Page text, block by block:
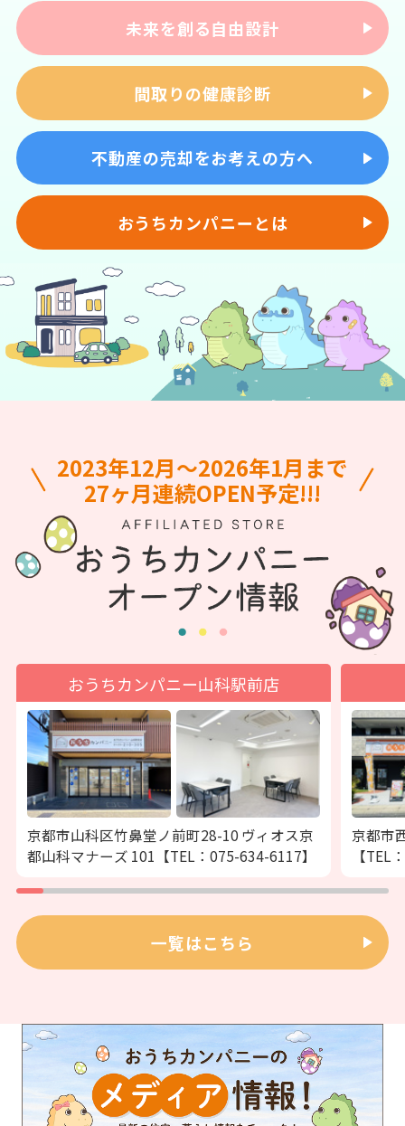
未来を創る自由設計
間取りの健康診断
不動産の売却をお考えの方へ
おうちカンパニーとは
2023年12月～2026年1月まで
27ヶ月連続OPEN予定!!!
おうちカンパニー山科駅前店
京都市山科区竹鼻堂ノ前町28-10 ヴィオス京
都山科マナーズ 101【TEL：075-634-6117】
京都市
【TEL
一覧はこちら